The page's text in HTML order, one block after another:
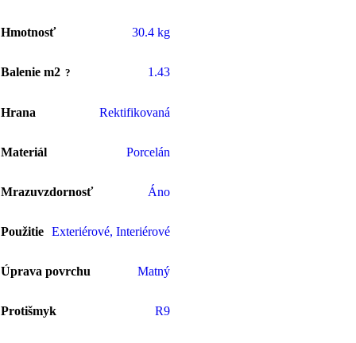
Hmotnosť 30.4 kg
Balenie m2 1.43
Hrana Rektifikovaná
Materiál Porcelán
Mrazuvzdornosť Áno
Použitie Exteriérové, Interiérové
Úprava povrchu Matný
Protišmyk R9